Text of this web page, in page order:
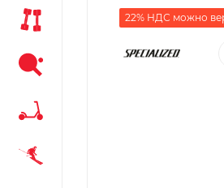
22% НДС можно